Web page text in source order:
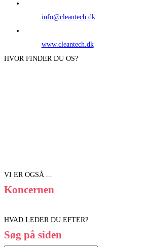
info@cleantech.dk
www.cleantech.dk
HVOR FINDER DU OS?
VI ER OGSÅ ...
Koncernen
HVAD LEDER DU EFTER?
Søg på siden